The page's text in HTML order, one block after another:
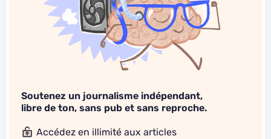
Soutenez un journalisme indépendant,
libre de ton, sans pub et sans reproche.
Accédez en illimité aux articles